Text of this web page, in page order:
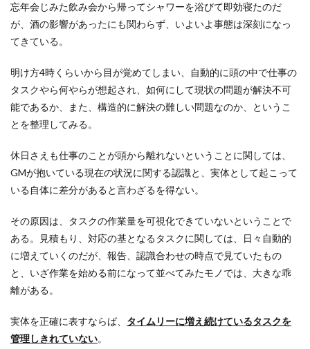
忘年会じみた飲み会から帰ってシャワーを浴びて即効寝たのだ
が、酒の影響があったにも関わらず、いよいよ事態は深刻になっ
てきている。
明け方4時くらいから目が覚めてしまい、自動的に頭の中で仕事の
タスクやら何やらが想起され、如何にして現状の問題が解決不可
能であるか、また、構造的に解決の難しい問題なのか、というこ
とを整理してみる。
休日さえも仕事のことが頭から離れないということに関しては、
GMが抱いている現在の状況に関する認識と、実体として起こって
いる自体に差分があると言わざるを得ない。
その原因は、タスクの作業量を可視化できていないということで
ある。見積もり、対応の基となるタスクに関しては、日々自動的
に増えていくのだが、報告、認識合わせの時点で見ていたもの
と、いざ作業を始める前になって並べてみたモノでは、大きな乖
離がある。
実体を正確に表すならば、 タイムリーに増え続けているタスクを
管理しきれていない。